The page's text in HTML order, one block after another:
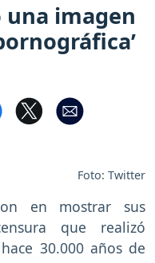
una imagen
Foto: Twitter
en mostrar sus
que realizó
30.000 años de